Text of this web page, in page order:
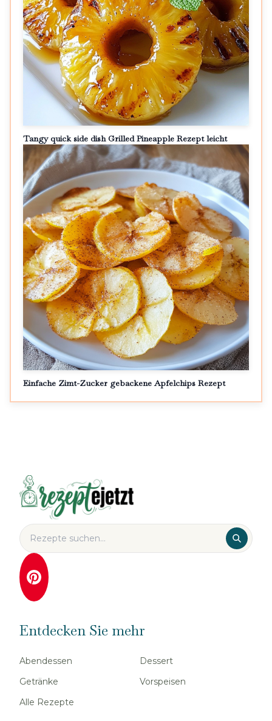
Tangy quick side dish Grilled Pineapple Rezept leicht
Einfache Zimt-Zucker gebackene Apfelchips Rezept
Entdecken Sie mehr
Abendessen
Dessert
Getränke
Vorspeisen
Alle Rezepte